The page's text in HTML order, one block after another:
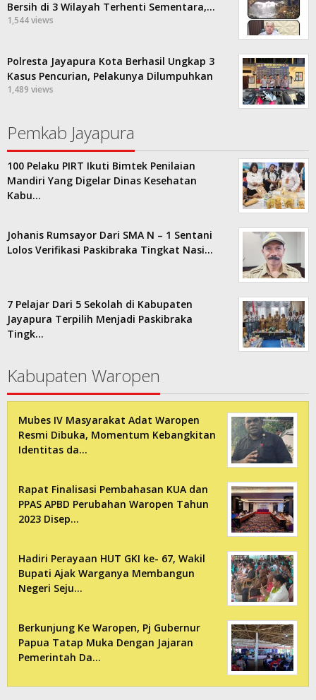
Bersih di 3 Wilayah Terhenti Sementara,…
1,544 views
Polresta Jayapura Kota Berhasil Ungkap 3
Kasus Pencurian, Pelakunya Dilumpuhkan
1,489 views
Pemkab Jayapura
100 Pelaku PIRT Ikuti Bimtek Penilaian
Mandiri Yang Digelar Dinas Kesehatan
Kabu…
Johanis Rumsayor Dari SMA N – 1 Sentani
Lolos Verifikasi Paskibraka Tingkat Nasi…
7 Pelajar Dari 5 Sekolah di Kabupaten
Jayapura Terpilih Menjadi Paskibraka
Tingk…
Kabupaten Waropen
Mubes IV Masyarakat Adat Waropen
Resmi Dibuka, Momentum Kebangkitan
Identitas da…
Rapat Finalisasi Pembahasan KUA dan
PPAS APBD Perubahan Waropen Tahun
2023 Disep…
Hadiri Perayaan HUT GKI ke- 67, Wakil
Bupati Ajak Warganya Membangun
Negeri Seju…
Berkunjung Ke Waropen, Pj Gubernur
Papua Tatap Muka Dengan Jajaran
Pemerintah Da…